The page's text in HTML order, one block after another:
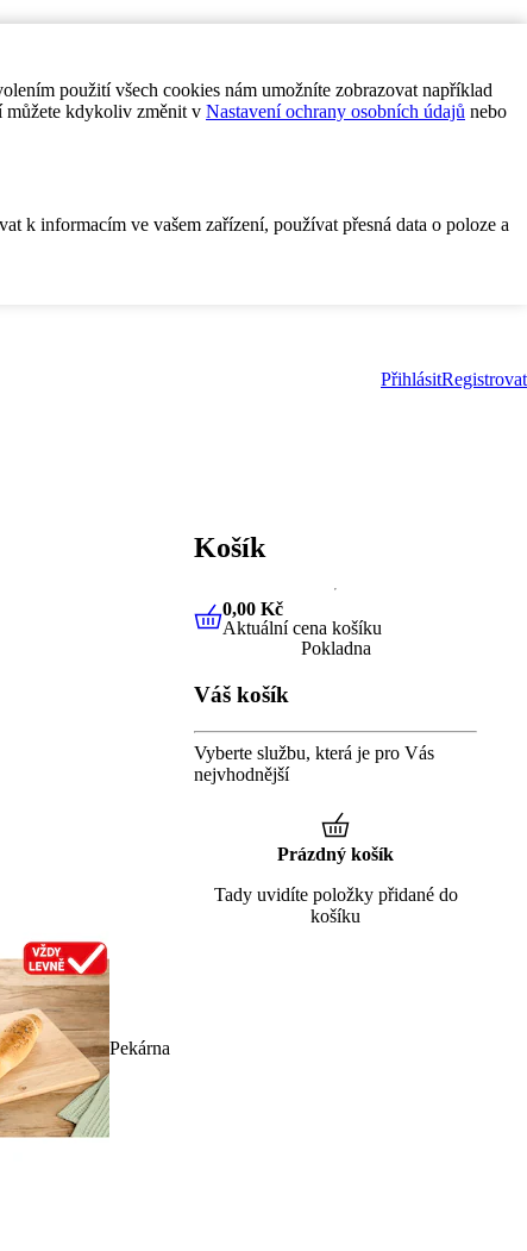
použití všech cookies nám umožníte zobrazovat například
můžete kdykoliv změnit v Nastavení ochrany osobních údajů nebo
k informacím ve vašem zařízení, používat přesná data o poloze a
PřihlásitRegistrovat
Pekárna
Košík
0,00 KčAktuální cena košíku
0,00 Kč
Aktuální cena košíku
Pokladna
Váš košík
Vyberte službu, která je pro Vás
nejvhodnější
Prázdný košík
Tady uvidíte položky přidané do
košíku